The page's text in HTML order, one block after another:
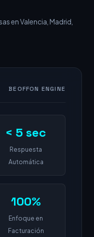
en Valencia, Madrid,
BEOFFON ENGINE
< 5 sec
Respuesta
Automática
100%
Enfoque en
Facturación